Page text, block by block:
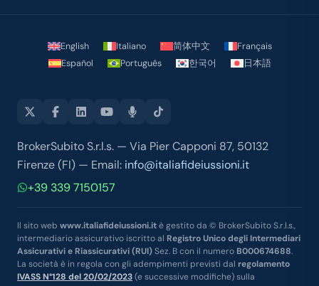
English Italiano 简体中文
Français
Español
Português 한국어 日本語
BrokerSubito S.r.l.s. — Via Pier Capponi 87, 50132
Firenze (FI) — Email: info@italiafideiussioni.it
+39 339 7150157
Il sito web www.italiafideiussioni.itè gestito da © BrokerSubito S.r.l.s.,
intermediario assicurativo iscritto al Registro Unico degli Intermediari
Assicurativi e Riassicurativi (RUI)Sez. B con il numero B000674688.
La società è in regola con gli adempimenti previsti dal regolamento
IVASS N°128 del 20/02/2023(e successive modifiche) sulla